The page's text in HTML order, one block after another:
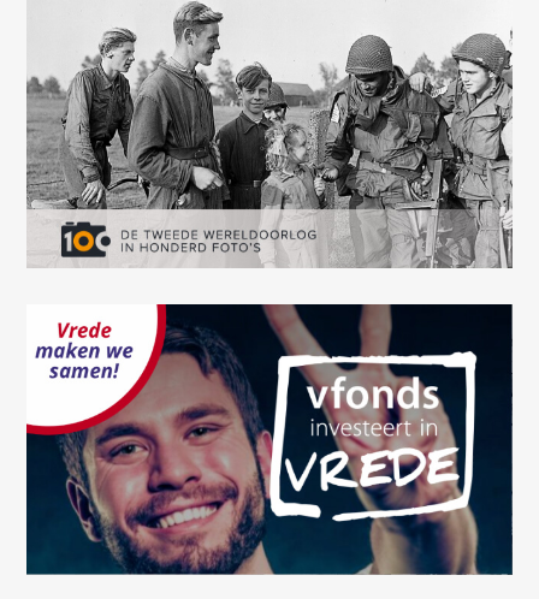
Oops! Something went
wrong.
This page didn't load Google Maps correctly. See the
JavaScript console for technical details.